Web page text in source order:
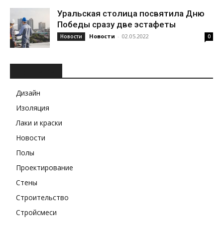
Уральская столица посвятила Дню
Победы сразу две эстафеты
Новости Новости - 02.05.2022 0
Дизайн
Изоляция
Лаки и краски
Новости
Полы
Проектирование
Стены
Строительство
Стройсмеси